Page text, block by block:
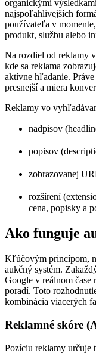
organickými
najspoľahlivejších
používateľa v
produkt, službu alebo
Na rozdiel od reklamy
kde sa reklama
aktívne hľadanie.
presnejší a miera
Reklamy vo
nadpisov
popisov
zobrazovanej
rozšírení
cena, popisky a
Ako funguje
Kľúčovým princípom,
aukčný systém.
Google v reálnom čase
poradí. Toto
kombinácia viacerých
Reklamné skóre
Pozíciu reklamy určuje